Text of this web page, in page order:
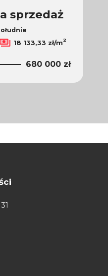
sprzedaż
18 133,33 zł/m2
680 000 zł